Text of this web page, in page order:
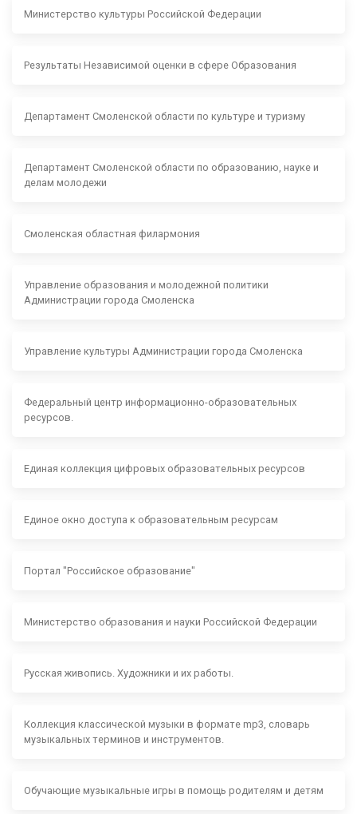
Министерство культуры Российской Федерации
Результаты Независимой оценки в сфере Образования
Департамент Смоленской области по культуре и туризму
Департамент Смоленской области по образованию, науке и
делам молодежи
Смоленская областная филармония
Управление образования и молодежной политики
Администрации города Смоленска
Управление культуры Администрации города Смоленска
Федеральный центр информационно-образовательных
ресурсов.
Единая коллекция цифровых образовательных ресурсов
Единое окно доступа к образовательным ресурсам
Портал "Российское образование"
Министерство образования и науки Российской Федерации
Русская живопись. Художники и их работы.
Коллекция классической музыки в формате mp3, словарь
музыкальных терминов и инструментов.
Обучающие музыкальные игры в помощь родителям и детям